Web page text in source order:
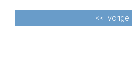
<< vorige